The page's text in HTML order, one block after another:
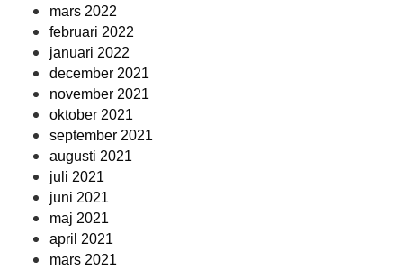
mars 2022
februari 2022
januari 2022
december 2021
november 2021
oktober 2021
september 2021
augusti 2021
juli 2021
juni 2021
maj 2021
april 2021
mars 2021